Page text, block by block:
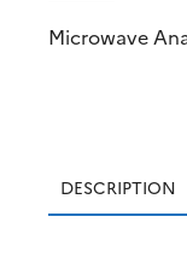
Microwave
DESCRIPTION